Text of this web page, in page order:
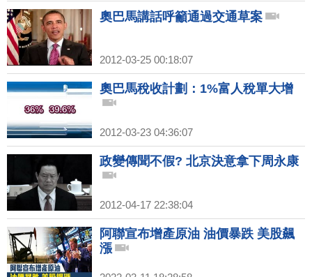
奧巴馬講話呼籲通過交通草案
2012-03-25 00:18:07
奧巴馬稅收計劃：1%富人稅單大增
2012-03-23 04:36:07
政變傳聞不假? 北京決意拿下周永康
2012-04-17 22:38:04
阿聯宣布增產原油 油價暴跌 美股飆
漲